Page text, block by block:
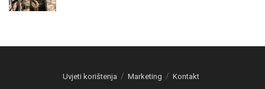
Uvjeti korištenja Marketing Kontakt